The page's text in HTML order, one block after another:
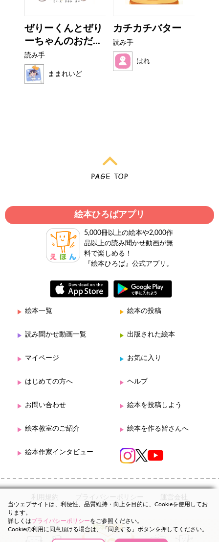
ぜりーくんとぜり
ーちゃんのおだ...
読み手
ままれいど
カチカチバター
読み手
はれ
絵本ひろばアプリ
5,000冊以上の絵本や2,000作
品以上の読み聞かせ動画が無
料で楽しめる！
『絵本ひろば』公式アプリ。
絵本一覧 絵本の投稿
読み聞かせ動画一覧 出版された絵本
マイページ お気に入り
はじめての方へ ヘルプ
お問い合わせ 絵本を投稿しよう
絵本教室のご紹介 絵本を作る皆さんへ
絵本作家インタビュー
利用規約 プライバシーポリシー 運営会社
当ウェブサイトは、利便性、品質維持・向上を目的に、Cookieを使用してお
ります。
詳しくはプライバシーポリシーをご参照ください。
Cookieの利用に同意頂ける場合は、「同意する」ボタンを押してください。